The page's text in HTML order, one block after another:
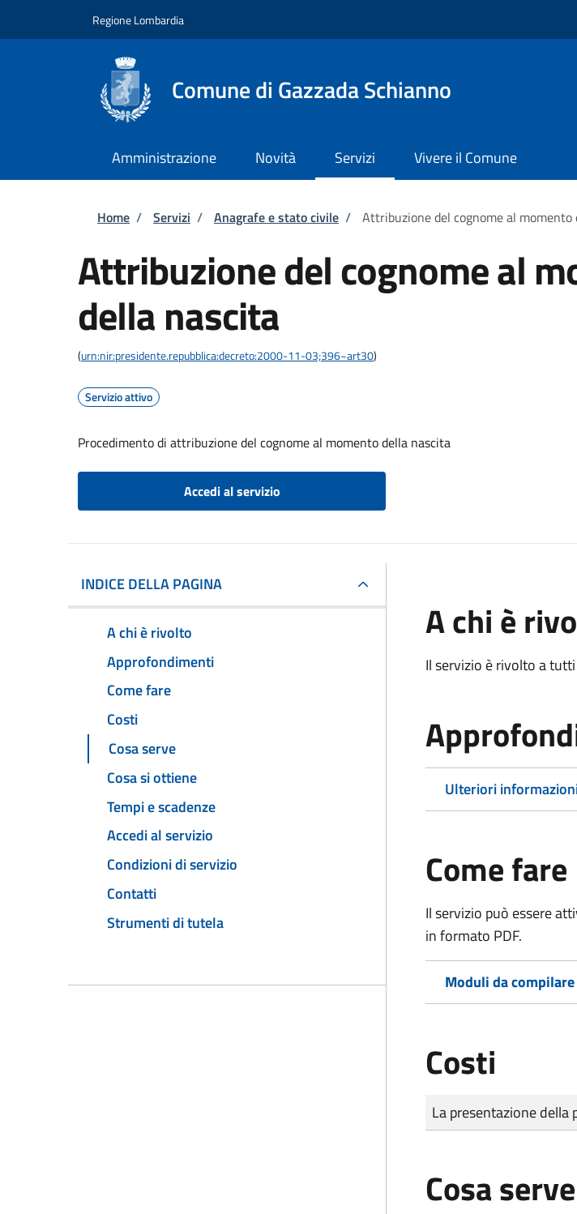
Regione Lombardia
Comune di Gazzada Schianno
Amministrazione Novità Servizi Vivere il Comune
Briciole di pane
Home / Servizi / Anagrafe e stato civile / Attribuzione del cognome al momento
Attribuzione del cognome al
della nascita
(urn:nir:presidente.repubblica:decreto:2000-11-03;396~art30)
Servizio attivo
Procedimento di attribuzione del cognome al momento della nascita
Accedi al servizio
INDICE DELLA PAGINA
A chi è rivolto
Approfondimenti
Come fare
Costi
Cosa serve
Cosa si ottiene
Tempi e scadenze
Accedi al servizio
Condizioni di servizio
Contatti
Strumenti di tutela
A chi è
Il servizio è rivolto a
Ulteriori
Come fare
Il servizio può essere
in formato PDF.
Moduli da
Costi
Tipo di pagamento
Importo
La presentazione della
Cosa serve